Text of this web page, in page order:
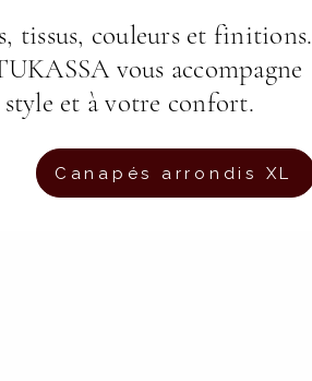
tissus, couleurs et finitions.
vous accompagne
style et à votre confort.
Canapés arrondis XL